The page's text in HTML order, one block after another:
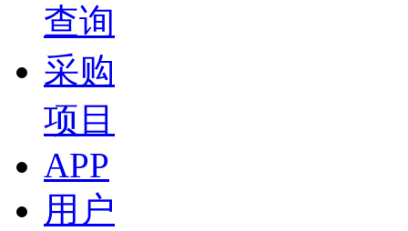
2025-01-09 14:19
01:47
CES 2025 | 极氪与Waymo的合作今年将开启大批
2025-01-09 14:18
01:56
CES 2025 | 极氪在智驾、座舱及三电方面，实现自
2025-01-09 14:16
00:56
查询
采购
项目
APP
用户